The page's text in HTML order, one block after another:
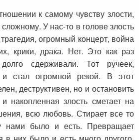
к самому чувству злости,
У нас-то в голове злость
огромный концерт, война
крики, драка. Нет. Это как раз
сдерживали. Тот ручеек,
и стал огромной рекой. В этот
деструктивен, но и остановить
накопленная злость сметает на
всю любовь. Стирает все то
нами было и есть. Превращает